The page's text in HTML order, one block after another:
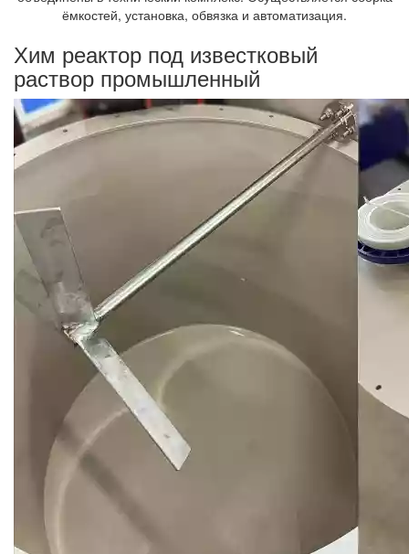
ёмкостей, установка, обвязка и автоматизация.
Хим реактор под известковый
раствор промышленный